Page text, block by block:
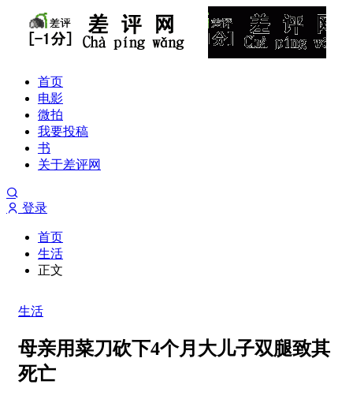
首页
电影
微拍
我要投稿
书
关于差评网
登录
首页
生活
正文
生活
母亲用菜刀砍下4个月大儿子双腿致其
死亡